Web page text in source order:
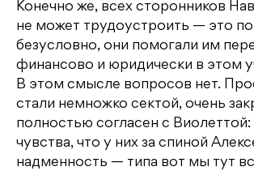
Конечно же, всех сторонников
не может трудоустроить — это
безусловно, они помогали им
финансово и юридически в этом
В этом смысле вопросов нет.
стали немножко сектой, очень
полностью согласен с Виолеттой:
чувства, что у них за спиной
надменность — типа вот мы тут